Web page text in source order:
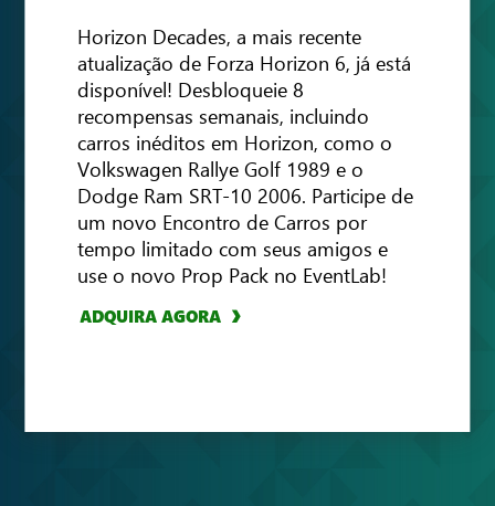
Horizon Decades, a mais recente
atualização de Forza Horizon 6, já está
disponível! Desbloqueie 8
recompensas semanais, incluindo
carros inéditos em Horizon, como o
Volkswagen Rallye Golf 1989 e o
Dodge Ram SRT-10 2006. Participe de
um novo Encontro de Carros por
tempo limitado com seus amigos e
use o novo Prop Pack no EventLab!
ADQUIRA AGORA